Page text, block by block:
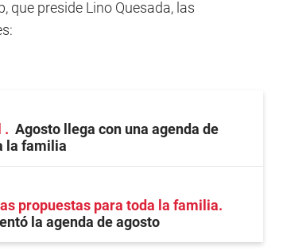
que preside Lino Quesada, las
Agosto llega con una agenda de
la familia
propuestas para toda la familia
la agenda de agosto